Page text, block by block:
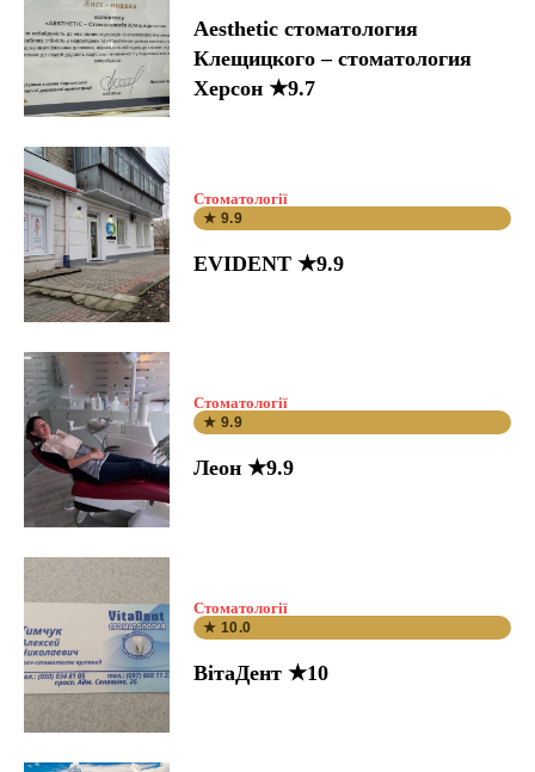
Aesthetic стоматология
Клещицкого – стоматология
Херсон ★9.7
Стоматології
★ 9.9
EVIDENT ★9.9
Стоматології
★ 9.9
Леон ★9.9
Стоматології
★ 10.0
ВітаДент ★10